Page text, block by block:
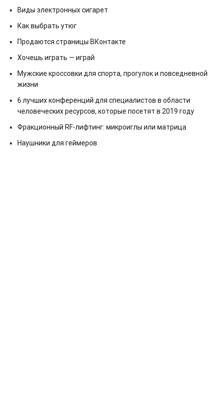
Виды электронных сигарет
Как выбрать утюг
Продаются страницы ВКонтакте
Хочешь играть — играй
Мужские кроссовки для спорта, прогулок и повседневной
жизни
6 лучших конференций для специалистов в области
человеческих ресурсов, которые посетят в 2019 году
Фракционный RF-лифтинг: микроиглы или матрица
Наушники для геймеров